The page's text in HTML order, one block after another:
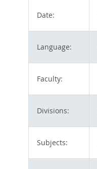
Date:
Language:
Faculty:
Divisions:
Subjects: